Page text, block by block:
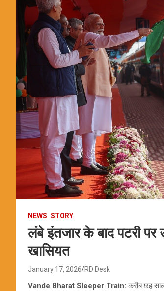
NEWS STORY
लंबे इंतजार के बाद पटरी
खासियत
January 17, 2026 RD Desk
Vande Bharat Sleeper Train: करीब छह